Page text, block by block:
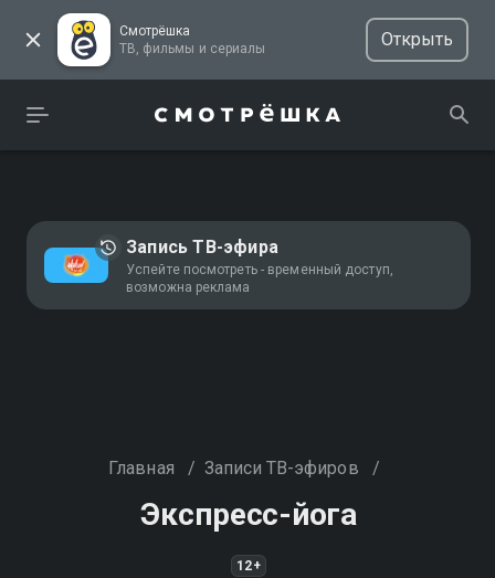
Смотрёшка
ТВ, фильмы и сериалы
Открыть
Запись ТВ-эфира
Успейте посмотреть - временный доступ,
возможна реклама
Главная / Записи ТВ-эфиров /
Экспресс-йога
12+